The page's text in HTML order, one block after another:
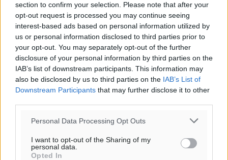
section to confirm your selection. Please note that after your
opt-out request is processed you may continue seeing
interest-based ads based on personal information utilized by
us or personal information disclosed to third parties prior to
your opt-out. You may separately opt-out of the further
disclosure of your personal information by third parties on the
IAB’s list of downstream participants. This information may
also be disclosed by us to third parties on the IAB’s List of
Downstream Participants that may further disclose it to other
Personal Data Processing Opt Outs
I want to opt-out of the Sharing of my
personal data.
Opted In